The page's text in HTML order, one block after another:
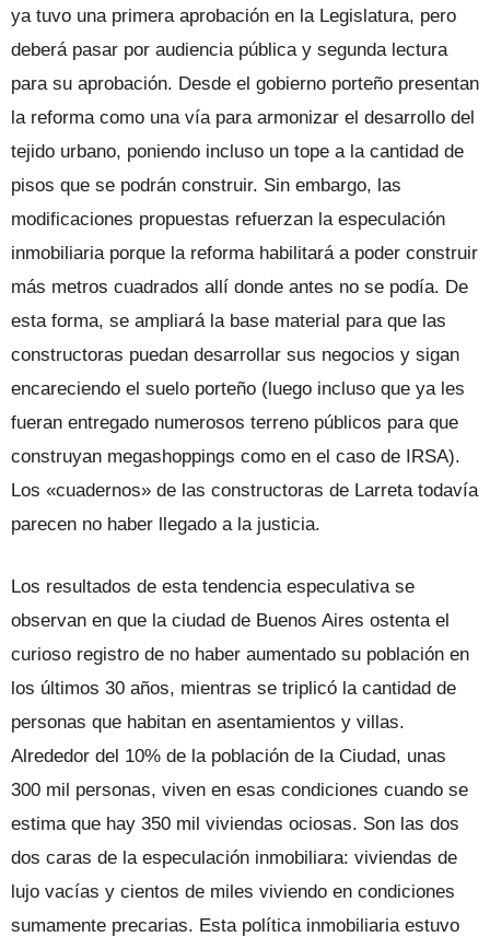
ya tuvo una primera aprobación en la Legislatura, pero
deberá pasar por audiencia pública y segunda lectura
para su aprobación. Desde el gobierno porteño presentan
la reforma como una vía para armonizar el desarrollo del
tejido urbano, poniendo incluso un tope a la cantidad de
pisos que se podrán construir. Sin embargo, las
modificaciones propuestas refuerzan la especulación
inmobiliaria porque la reforma habilitará a poder construir
más metros cuadrados allí donde antes no se podía. De
esta forma, se ampliará la base material para que las
constructoras puedan desarrollar sus negocios y sigan
encareciendo el suelo porteño (luego incluso que ya les
fueran entregado numerosos terreno públicos para que
construyan megashoppings como en el caso de IRSA).
Los «cuadernos» de las constructoras de Larreta todavía
parecen no haber llegado a la justicia.
Los resultados de esta tendencia especulativa se
observan en que la ciudad de Buenos Aires ostenta el
curioso registro de no haber aumentado su población en
los últimos 30 años, mientras se triplicó la cantidad de
personas que habitan en asentamientos y villas.
Alrededor del 10% de la población de la Ciudad, unas
300 mil personas, viven en esas condiciones cuando se
estima que hay 350 mil viviendas ociosas. Son las dos
dos caras de la especulación inmobiliara: viviendas de
lujo vacías y cientos de miles viviendo en condiciones
sumamente precarias. Esta política inmobiliaria estuvo